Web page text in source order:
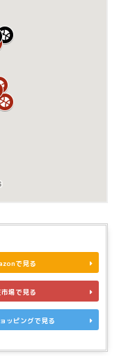
で見る
場で見る
ッピングで見る